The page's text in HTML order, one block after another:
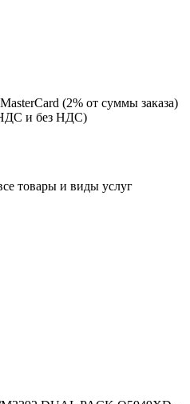
(2% от суммы заказа)
НДС и без НДС)
товары и виды услуг